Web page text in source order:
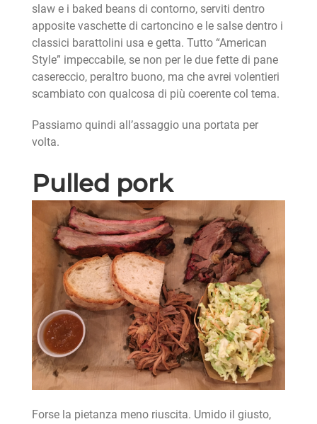
slaw e i baked beans di contorno, serviti dentro
apposite vaschette di cartoncino e le salse dentro i
classici barattolini usa e getta. Tutto “American
Style” impeccabile, se non per le due fette di pane
casereccio, peraltro buono, ma che avrei volentieri
scambiato con qualcosa di più coerente col tema.
Passiamo quindi all’assaggio una portata per
volta.
Pulled pork
Forse la pietanza meno riuscita. Umido il giusto,